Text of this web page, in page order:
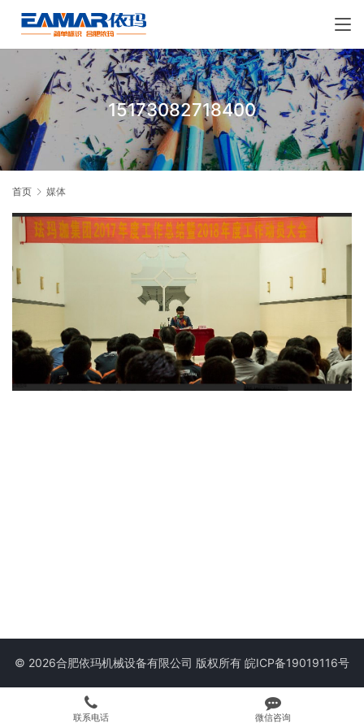
15173082718400
首页 媒体
© 2026合肥依玛机械设备有限公司 版权所有 皖ICP备19019116号
联系电话 微信咨询